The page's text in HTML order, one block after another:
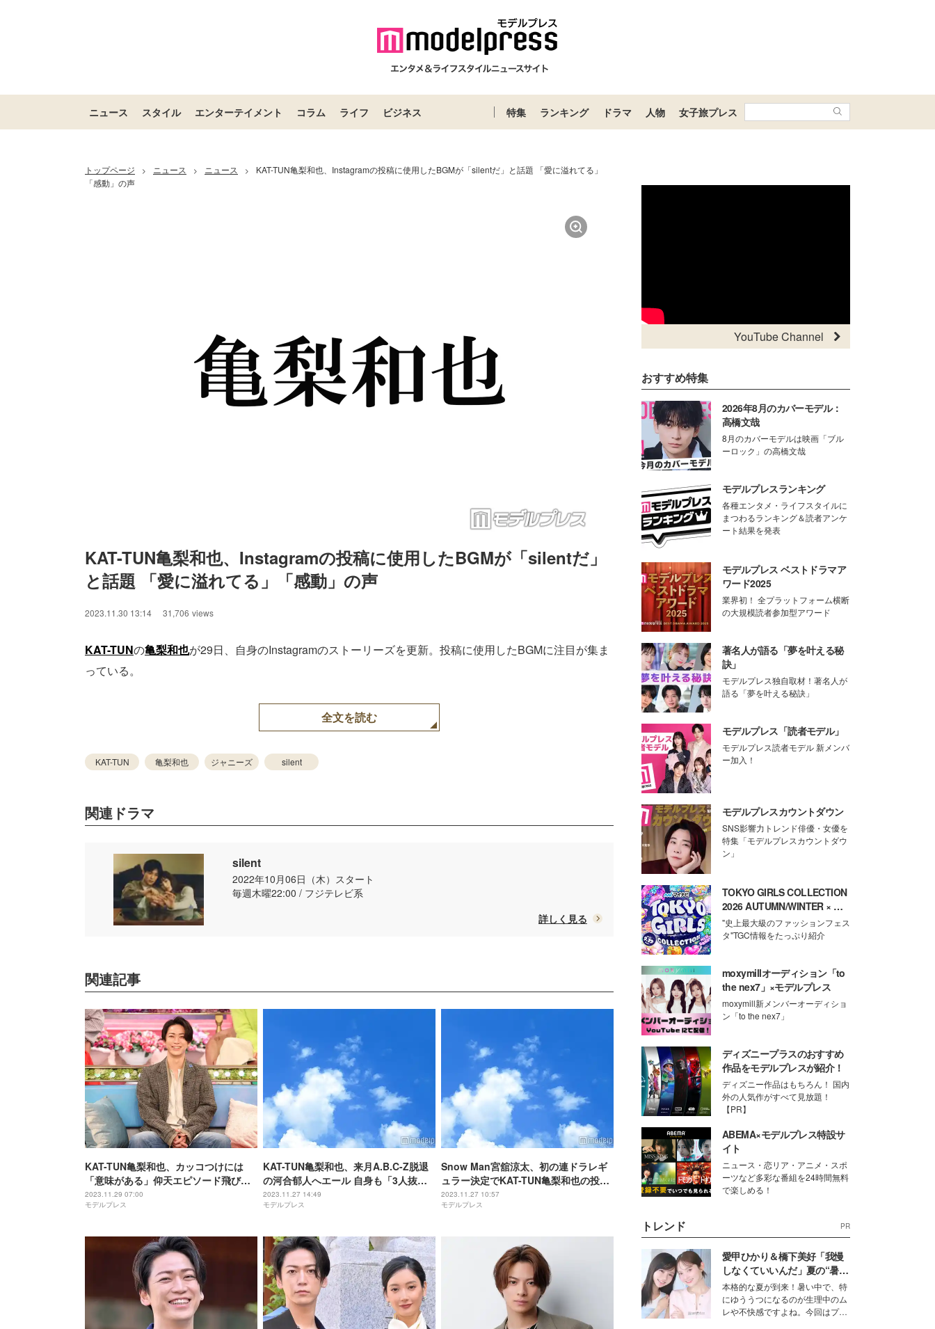
ニュース スタイル エンターテイメント コラム ライフ ビジネス 特集 ランキング ドラマ 人物 女子旅プレス
トップページ > ニュース > ニュース >
KAT-TUN亀梨和也、Instagramの投稿に使用したBGMが「silentだ」と話題 「愛に溢れてる」
「感動」の声
Unmute / Loaded:
90.51%
KAT-TUN亀梨和也、Instagramの投稿に使用したBGMが「silentだ」
と話題 「愛に溢れてる」「感動」の声
2023.11.30 13:14 31,706 views
KAT-TUNの亀梨和也が29日、自身のInstagramのストーリーズを更新。投稿に使用したBGMに注目が集ま
っている。
全文を読む
KAT-TUN 亀梨和也 ジャニーズ silent
関連ドラマ
silent
2022年10月06日（木）スタート
毎週木曜22:00 / フジテレビ系
詳しく見る
関連記事
KAT-TUN亀梨和也、カッコつけには
「意味がある」仰天エピソード飛び出
す
2023.11.29 07:00
モデルプレス
KAT-TUN亀梨和也、来月A.B.C-Z脱退
の河合郁人へエール 自身も「3人抜け
ているグループで活動していく中岐路
に立っている」
2023.11.27 14:49
モデルプレス
Snow Man宮舘涼太、初の連ドラレギ
ュラー決定でKAT-TUN亀梨和也の投稿
が話題「匂わせていたよね？」「覚悟
してた」
2023.11.27 10:57
モデルプレス
YouTube Channel
おすすめ特集
2026年8月のカバーモデル：
高橋文哉
8月のカバーモデルは映画「ブル
ーロック」の高橋文哉
モデルプレスランキング
各種エンタメ・ライフスタイルに
まつわるランキング＆読者アンケ
ート結果を発表
モデルプレス ベストドラマア
ワード2025
業界初！ 全プラットフォーム横断
の大規模読者参加型アワード
著名人が語る「夢を叶える秘
訣」
モデルプレス独自取材！著名人が
語る「夢を叶える秘訣」
モデルプレス「読者モデル」
モデルプレス読者モデル 新メンバ
ー加入！
モデルプレスカウントダウン
SNS影響力トレンド俳優・女優を
特集「モデルプレスカウントダウ
ン」
TOKYO GIRLS COLLECTION
2026 AUTUMN/WINTER × モ
デルプレス
"史上最大級のファッションフェス
タ"TGC情報をたっぷり紹介
moxymillオーディション「to
the nex7」×モデルプレス
moxymill新メンバーオーディショ
ン「to the nex7」
ディズニープラスのおすすめ
作品をモデルプレスが紹介！
ディズニー作品はもちろん！ 国内
外の人気作がすべて見放題！
【PR】
ABEMA×モデルプレス特設サ
イト
ニュース・恋リア・アニメ・スポ
ーツなど多彩な番組を24時間無料
で楽しめる！
トレンド PR
愛甲ひかり＆橋下美好「我慢
しなくていいんだ」夏の“暑さ
対策”の新しい選択肢とは？
本格的な夏が到来！暑い中で、特
にゆううつになるのが生理中のム
レや不快感ですよね。今回はプラ